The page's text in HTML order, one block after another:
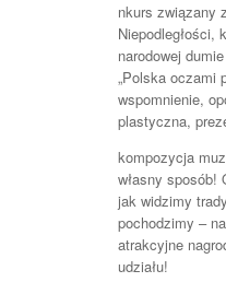
nkurs związany
Niepodległości,
narodowej
„Polska oczami
wspomnienie,
plastyczna,
kompozycja
własny sposób!
jak widzimy
pochodzimy –
atrakcyjne
udziału!